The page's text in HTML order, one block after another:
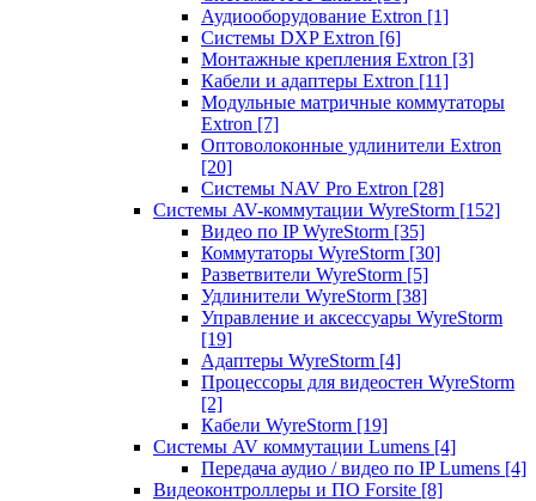
Аудиооборудование Extron [1]
Системы DXP Extron [6]
Монтажные крепления Extron [3]
Кабели и адаптеры Extron [11]
Модульные матричные коммутаторы
Extron [7]
Оптоволоконные удлинители Extron
[20]
Системы NAV Pro Extron [28]
Системы AV-коммутации WyreStorm [152]
Видео по IP WyreStorm [35]
Коммутаторы WyreStorm [30]
Разветвители WyreStorm [5]
Удлинители WyreStorm [38]
Управление и аксессуары WyreStorm
[19]
Адаптеры WyreStorm [4]
Процессоры для видеостен WyreStorm
[2]
Кабели WyreStorm [19]
Системы AV коммутации Lumens [4]
Передача аудио / видео по IP Lumens [4]
Видеоконтроллеры и ПО Forsite [8]